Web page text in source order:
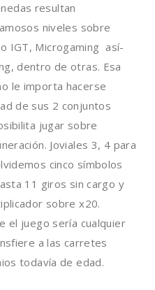
resultan
niveles sobre
IGT, Microgaming así­
dentro de otras. Esa
le importa hacerse
de sus 2 conjuntos
jugar sobre
Joviales 3, 4 para
cinco símbolos
11 giros sin cargo y
sobre x20.
el juego serí­a cualquier
a las carretes
todavía de edad.